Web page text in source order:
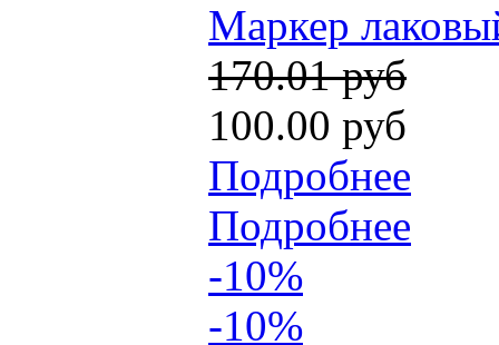
Маркер
170.01 руб
100.00 руб
Подробнее
Подробнее
-10%
-10%